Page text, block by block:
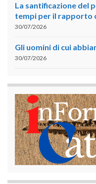
La santificazione del
tempi per il rapporto
30/07/2026
Gli uomini di cui
30/07/2026